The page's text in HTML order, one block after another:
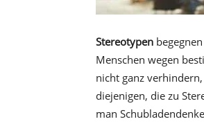
Stereotypen
Menschen wegen
nicht ganz
diejenigen, die zu
man